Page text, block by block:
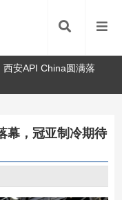
西安API China圆满落
幕，冠亚制冷期待